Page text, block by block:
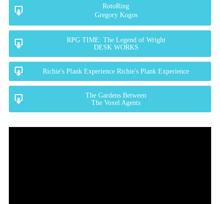
RotoRing
Gregory Kogos
RPG TIME: The Legend of Wright
DESK WORKS
Richie's Plank Experience Richie's Plank Experience
The Gardens Between
The Voxel Agents